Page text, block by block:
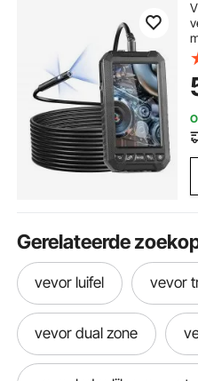
Gerelateerde
vevor luifel vevor
vevor dual zone